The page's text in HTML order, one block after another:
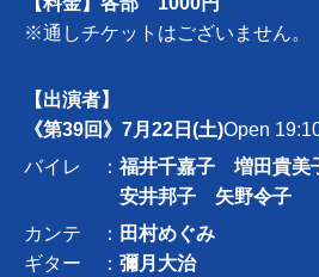
※通しチケットはございません。
【出演者】
《第39回》7月22日(土)Open
バイレ ： 福井千嘉子 増田貴
安井邦子 矢野令子
カンテ ： 田村めぐみ
ギター ： 彌月大治